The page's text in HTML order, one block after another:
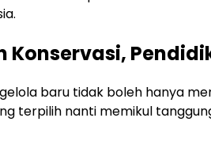
Konservasi,
baru tidak boleh hanya
terpilih nanti memikul